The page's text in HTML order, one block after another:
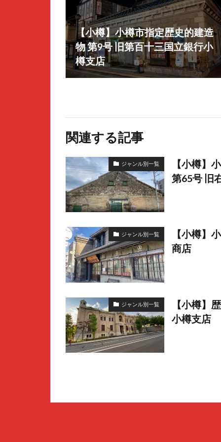
【小樽】小樽市指定歴史的建造
物 第9号 旧第百十三国立銀行小
樽支店
関連する記事
ジャンル別一覧
【小樽】
第65号 旧
ジャンル別一覧
【小樽】
商店
ジャンル別一覧
【小樽】
小樽支店